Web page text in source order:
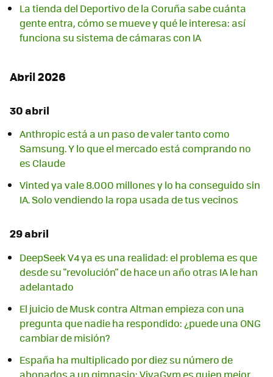
La tienda del Deportivo de la Coruña sabe cuánta
gente entra, cómo se mueve y qué le interesa: así
funciona su sistema de cámaras con IA
Abril 2026
30 abril
Anthropic está a un paso de valer tanto como
Samsung. Y lo que el mercado está comprando no
es Claude
Vinted ya vale 8.000 millones y lo ha conseguido sin
IA. Solo vendiendo la ropa usada de tus vecinos
29 abril
DeepSeek V4 ya es una realidad: el problema es que
desde su "revolución" de hace un año otras IA le han
adelantado
El juicio de Musk contra Altman empieza con una
pregunta que nadie ha respondido: ¿puede una ONG
cambiar de misión?
España ha multiplicado por diez su número de
abonados a un gimnasio: VivaGym es quien mejor